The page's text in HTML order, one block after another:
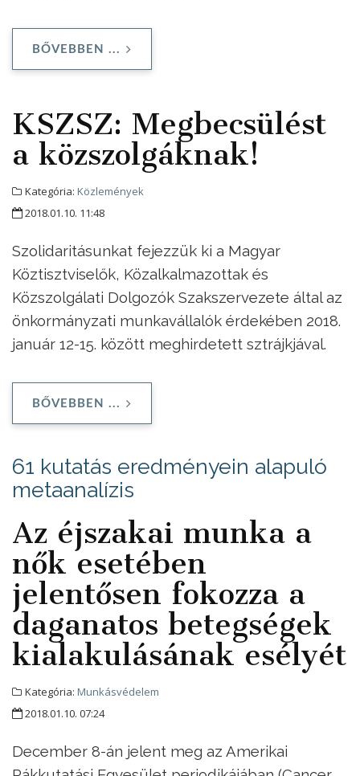
BŐVEBBEN ...
KSZSZ: Megbecsülést
a közszolgáknak!
Kategória: Közlemények
2018.01.10. 11:48
Szolidaritásunkat fejezzük ki a Magyar
Köztisztviselők, Közalkalmazottak és
Közszolgálati Dolgozók Szakszervezete által az
önkormányzati munkavállalók érdekében 2018.
január 12-15. között meghirdetett sztrájkjával.
BŐVEBBEN ...
61 kutatás eredményein alapuló
metaanalízis
Az éjszakai munka a
nők esetében
jelentősen fokozza a
daganatos betegségek
kialakulásának esélyét
Kategória: Munkásvédelem
2018.01.10. 07:24
December 8-án jelent meg az Amerikai